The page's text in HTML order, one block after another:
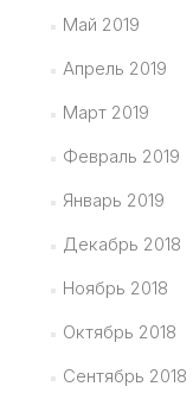
Май 2019
Апрель 2019
Март 2019
Февраль 2019
Январь 2019
Декабрь 2018
Ноябрь 2018
Октябрь 2018
Сентябрь 2018